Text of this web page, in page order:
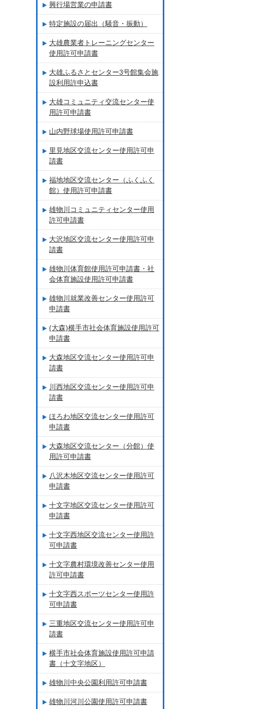
興行場営業の申請書
特定施設の届出（騒音・振動）
大雄農業者トレーニングセンター
使用許可申請書
大雄ふるさとセンター3号館集会施
設利用許申込書
大雄コミュニティ交流センター使
用許可申請書
山内野球場使用許可申請書
里見地区交流センター使用許可申
請書
福地地区交流センター（ふくふく
館）使用許可申請書
雄物川コミュニティセンター使用
許可申請書
大沢地区交流センター使用許可申
請書
雄物川体育館使用許可申請書・社
会体育施設使用許可申請書
雄物川就業改善センター使用許可
申請書
(大森)横手市社会体育施設使用許可
申請書
大森地区交流センター使用許可申
請書
川西地区交流センター使用許可申
請書
ほろわ地区交流センター使用許可
申請書
大森地区交流センター（分館）使
用許可申請書
八沢木地区交流センター使用許可
申請書
十文字地区交流センター使用許可
申請書
十文字西地区交流センター使用許
可申請書
十文字農村環境改善センター使用
許可申請書
十文字西スポーツセンター使用許
可申請書
三重地区交流センター使用許可申
請書
横手市社会体育施設使用許可申請
書（十文字地区）
雄物川中央公園利用許可申請書
雄物川河川公園使用許可申請書